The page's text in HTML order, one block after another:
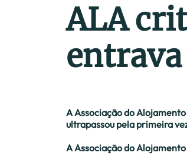
ALA
A Associação do
ultrapassou pela primeira
A Associação do